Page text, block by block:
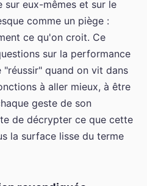
sur eux-mêmes et sur le
comme un piège :
ce qu'on croit. Ce
sur la performance
quand on vit dans
à aller mieux, à être
geste de son
de décrypter ce que cette
la surface lisse du terme